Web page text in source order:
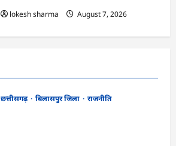
lokesh sharma
August 7, 2026
छत्तीसगढ़ बिलासपुर जिला
राजनीति